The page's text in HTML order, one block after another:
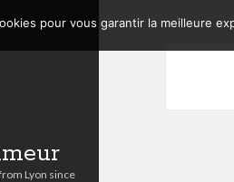
Lyon since
pour vous garantir la meilleure